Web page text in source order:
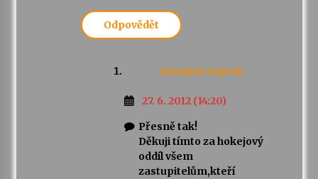
Odpovědět
Anonym napsal:
27. 6. 2012 (14:20)
Přesně tak!
Děkuji tímto za hokejový
oddíl všem
zastupitelům,kteří